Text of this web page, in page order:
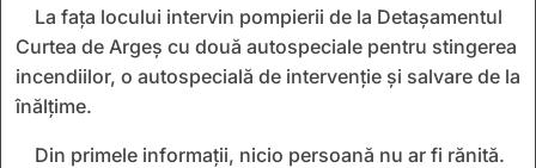
La fața locului intervin pompierii de la Detașamentul
Curtea de Argeș cu două autospeciale pentru stingerea
incendiilor, o autospecială de intervenție și salvare de la
înălțime.
Din primele informații, nicio persoană nu ar fi rănită.